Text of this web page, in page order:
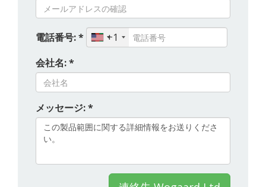
電話番号: *
+1
会社名: *
メッセージ: *